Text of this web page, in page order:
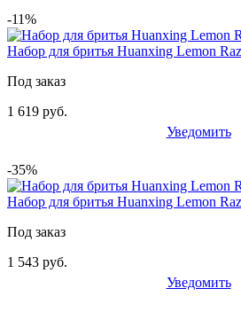
-11%
Набор для бритья Huanxing Lemon
Под заказ
1 619 руб.
Уведомить
-35%
Набор для бритья Huanxing Lemon
Под заказ
1 543 руб.
Уведомить